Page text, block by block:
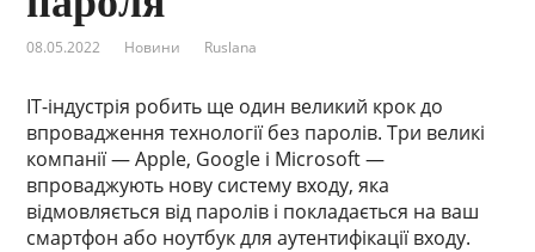
08.05.2022 Новини Ruslana
ІТ-індустрія робить ще один великий крок до
впровадження технології без паролів. Три великі
компанії — Apple, Google і Microsoft —
впроваджують нову систему входу, яка
відмовляється від паролів і покладається на ваш
смартфон або ноутбук для аутентифікації входу.